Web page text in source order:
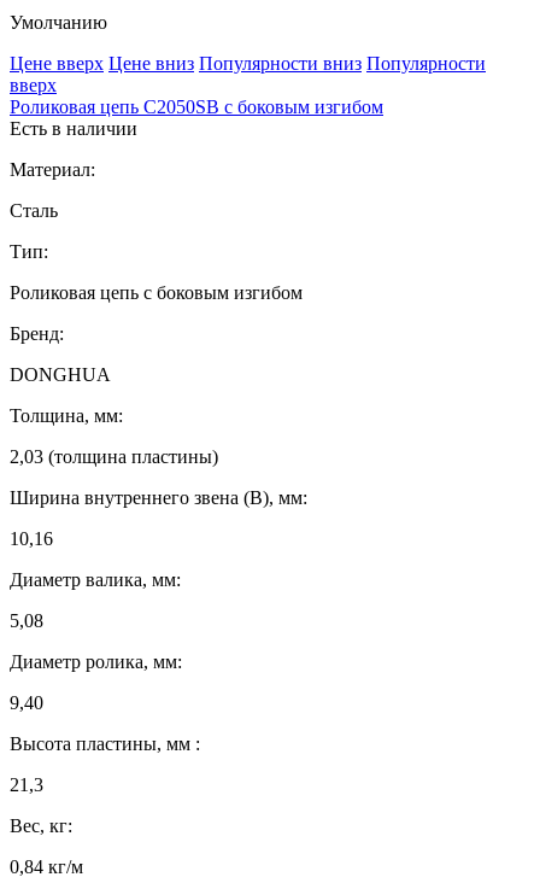
Умолчанию
Ценe вверх Ценe вниз Популярности вниз Популярности
вверх
Роликовая цепь C2050SB с боковым изгибом
Есть в наличии
Материал:
Сталь
Тип:
Роликовая цепь с боковым изгибом
Бренд:
DONGHUA
Толщина, мм:
2,03 (толщина пластины)
Ширина внутреннего звена (B), мм:
10,16
Диаметр валика, мм:
5,08
Диаметр ролика, мм:
9,40
Высота пластины, мм :
21,3
Вес, кг:
0,84 кг/м